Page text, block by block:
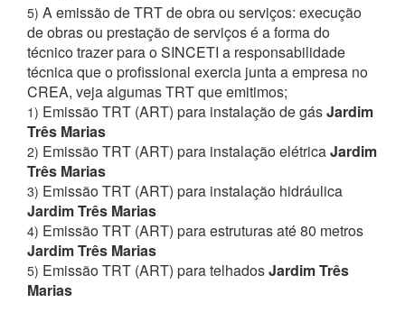
5) A emissão de TRT de obra ou serviços: execução
de obras ou prestação de serviços é a forma do
técnico trazer para o SINCETI a responsabilidade
técnica que o profissional exercia junta a empresa no
CREA, veja algumas TRT que emitimos;
1) Emissão TRT (ART) para instalação de gásJardim
Três Marias
2) Emissão TRT (ART) para instalação elétricaJardim
Três Marias
3) Emissão TRT (ART) para instalação hidráulica
Jardim Três Marias
4) Emissão TRT (ART) para estruturas até 80 metros
Jardim Três Marias
5) Emissão TRT (ART) para telhadosJardim Três
Marias